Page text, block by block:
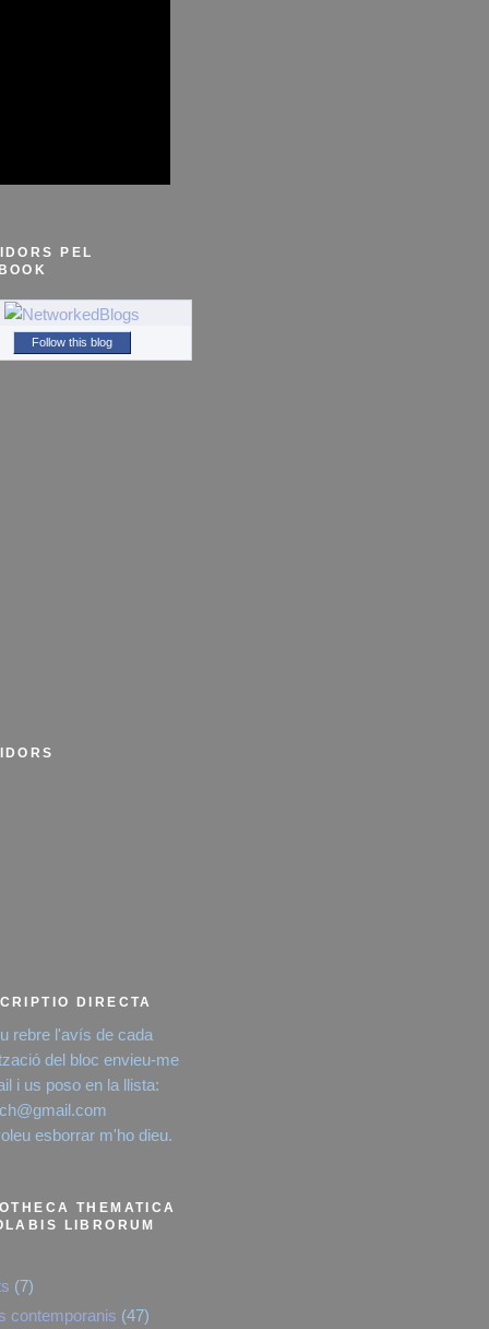
PEL
Follow this blog
DIRECTA
rebre l'avís de cada
del bloc envieu-me
i us poso en la llista:
esborrar m'ho dieu.
THEMATICA
LIBRORUM
(7)
contemporanis (47)